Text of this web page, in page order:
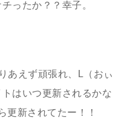
ったか？？幸子。
えず頑張れ、L（おぃ
はいつ更新されるかな
新されてたー！！